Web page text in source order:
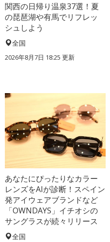
関西の日帰り温泉37選！夏
の琵琶湖や有馬でリフレッ
シュしよう
全国
2026年8月7日 18:25 更新
あなたにぴったりなカラー
レンズをAIが診断！スペイン
発アイウェアブランドなど
「OWNDAYS」イチオシの
サングラスが続々リリース
全国